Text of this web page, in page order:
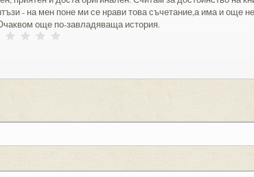
- на мен поне ми се нрави това съчетание,а има и още
още по-завладяваща история.